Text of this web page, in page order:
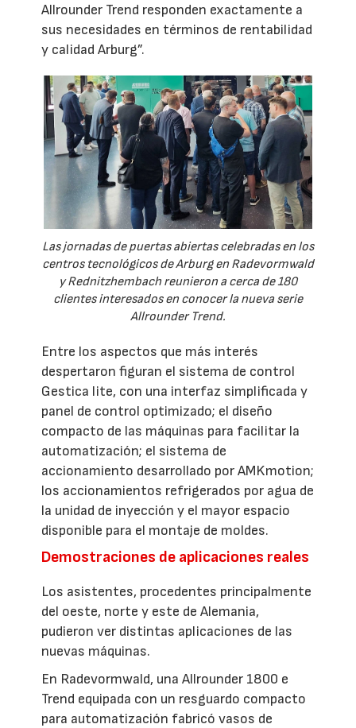
Allrounder Trend responden exactamente a
sus necesidades en términos de rentabilidad
y calidad Arburg”.
Las jornadas de puertas abiertas celebradas en los
centros tecnológicos de Arburg en Radevormwald
y Rednitzhembach reunieron a cerca de 180
clientes interesados en conocer la nueva serie
Allrounder Trend.
Entre los aspectos que más interés
despertaron figuran el sistema de control
Gestica lite, con una interfaz simplificada y
panel de control optimizado; el diseño
compacto de las máquinas para facilitar la
automatización; el sistema de
accionamiento desarrollado por AMKmotion;
los accionamientos refrigerados por agua de
la unidad de inyección y el mayor espacio
disponible para el montaje de moldes.
Demostraciones de aplicaciones reales
Los asistentes, procedentes principalmente
del oeste, norte y este de Alemania,
pudieron ver distintas aplicaciones de las
nuevas máquinas.
En Radevormwald, una Allrounder 1800 e
Trend equipada con un resguardo compacto
para automatización fabricó vasos de